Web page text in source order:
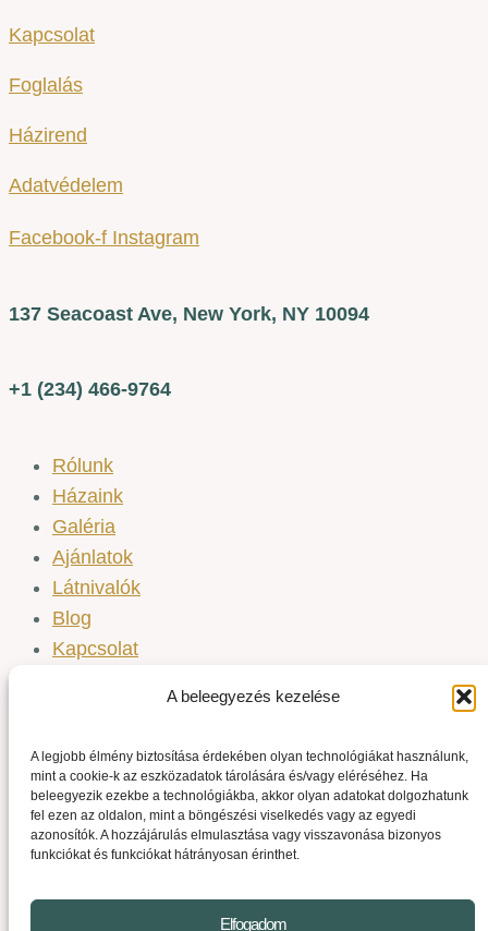
A beleegyezés kezelése
A legjobb élmény biztosítása érdekében olyan technológiákat használunk,
mint a cookie-k az eszközadatok tárolására és/vagy eléréséhez. Ha
beleegyezik ezekbe a technológiákba, akkor olyan adatokat dolgozhatunk
fel ezen az oldalon, mint a böngészési viselkedés vagy az egyedi
azonosítók. A hozzájárulás elmulasztása vagy visszavonása bizonyos
funkciókat és funkciókat hátrányosan érinthet.
Elfogadom
Kapcsolat
Foglalás
Házirend
Adatvédelem
Facebook-f Instagram
137 Seacoast Ave, New York, NY 10094
+1 (234) 466-9764
Rólunk
Házaink
Galéria
Ajánlatok
Látnivalók
Blog
Kapcsolat
Galéria
Ajánlatok
Látnivalók
Blog